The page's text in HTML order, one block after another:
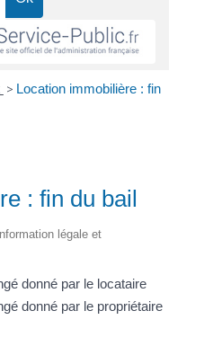
> Location immobilière : fin
: fin du bail
légale et
donné par le locataire
donné par le propriétaire